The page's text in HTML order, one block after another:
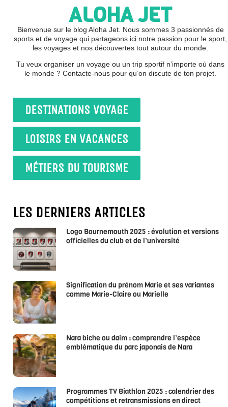
ALOHA JET
Bienvenue sur le blog Aloha Jet. Nous sommes 3 passionnés de
sports et de voyage qui partageons ici notre passion pour le sport,
les voyages et nos découvertes tout autour du monde.
Tu veux organiser un voyage ou un trip sportif n’importe où dans
le monde ? Contacte-nous pour qu’on discute de ton projet.
DESTINATIONS VOYAGE
LOISIRS EN VACANCES
MÉTIERS DU TOURISME
LES DERNIERS ARTICLES
Logo Bournemouth 2025 : évolution et versions
officielles du club et de l’université
Signification du prénom Marie et ses variantes
comme Marie-Claire ou Marielle
Nara biche ou daim : comprendre l’espèce
emblématique du parc japonais de Nara
Programmes TV Biathlon 2025 : calendrier des
compétitions et retransmissions en direct